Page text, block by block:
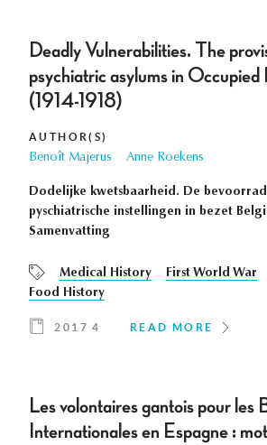
Deadly Vulnerabilities. The
psychiatric asylums in Occupied
(1914-1918)
AUTHOR(S)
Benoît Majerus Anne Roekens
Dodelijke kwetsbaarheid. De
pyschiatrische instellingen in bezet
Samenvatting
Medical History First World War
Food History
2017 4 READ MORE
Les volontaires gantois pour les
Internationales en Espagne :